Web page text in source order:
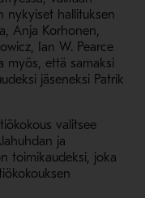
nykyiset hallituksen
Anja Korhonen,
Ian W. Pearce
myös, että samaksi
jäseneksi Patrik
valitsee
ja
toimikaudeksi, joka